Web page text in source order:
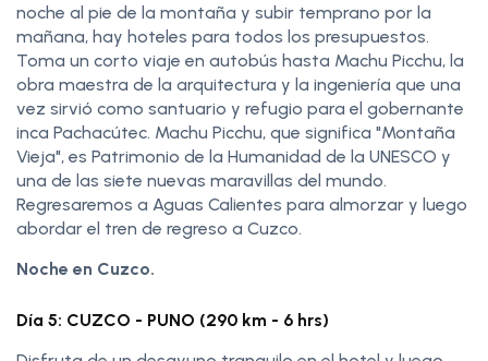
noche al pie de la montaña y subir temprano por la
mañana, hay hoteles para todos los presupuestos.
Toma un corto viaje en autobús hasta Machu Picchu, la
obra maestra de la arquitectura y la ingeniería que una
vez sirvió como santuario y refugio para el gobernante
inca Pachacútec. Machu Picchu, que significa "Montaña
Vieja", es Patrimonio de la Humanidad de la UNESCO y
una de las siete nuevas maravillas del mundo.
Regresaremos a Aguas Calientes para almorzar y luego
abordar el tren de regreso a Cuzco.
Noche en Cuzco.
Día 5: CUZCO - PUNO (290 km - 6 hrs)